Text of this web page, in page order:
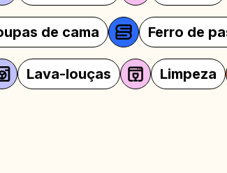
Roupas de cama
Limpeza Móveis